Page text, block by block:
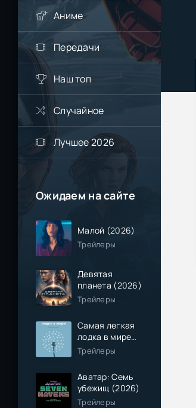
Аниме
Передачи
Наш топ
Случайное
Лучшее 2026
Ожидаем на сайте
Малой (2026)
Трейлеры
Девятая
планета (2026)
Трейлеры
Самая легкая
лодка в мире
(2026)
Трейлеры
Аватар: Семь
убежищ (2026)
Трейлеры